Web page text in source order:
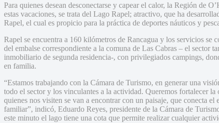
Para quienes desean desconectarse y capear el calor, la Región de
estas vacaciones, se trata del Lago Rapel; atractivo, que ha
Rapel, el cual es propicio para la práctica de deportes náuticos y
Rapel se encuentra a 160 kilómetros de Rancagua y los servicios se
del embalse correspondiente a la comuna de Las Cabras – el sector
inmobiliario de segunda residencia-, con privilegiados campings,
en familia.
“Estamos trabajando con la Cámara de Turismo, en generar una
todo el sector y los vinculantes a la actividad. Queremos fortalecer
quienes nos visiten se van a encontrar con un paisaje, que conecta
familiar”, indicó, Eduardo Reyes, presidente de la Cámara de
este minuto el lago tiene una cota que permite realizar cualquier